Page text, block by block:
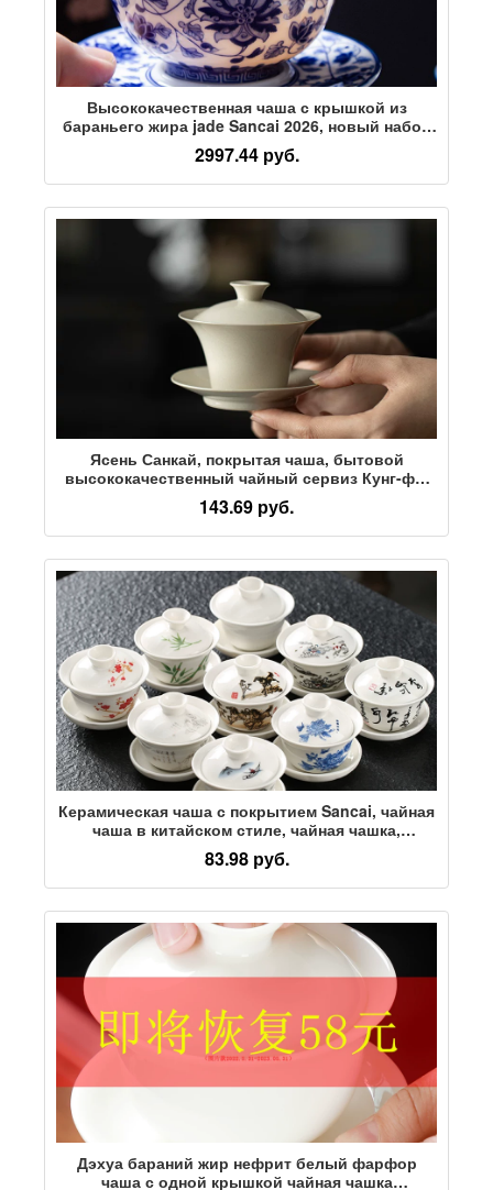
Высококачественная чаша с крышкой из
бараньего жира jade Sancai 2026, новый набор
керамических чашек для чая сверхбольшой
емкости с защитой от ожогов
2997.44 руб.
Ясень Санкай, покрытая чаша, бытовой
высококачественный чайный сервиз Кунг-фу,
керамический чайник, чайная чашка, чайная
чаша, морская чайная чаша
143.69 руб.
Керамическая чаша с покрытием Sancai, чайная
чаша в китайском стиле, чайная чашка,
одноразовый домашний офисный чайный
набор кунг-фу, чайная чаша, чайник
83.98 руб.
Дэхуа бараний жир нефрит белый фарфор
чаша с одной крышкой чайная чашка